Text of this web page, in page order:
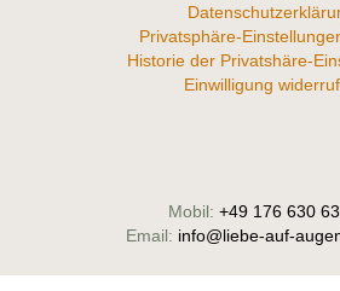
Mobil: +49 176 630
Email: info@liebe-auf-
Privatsphäre-
Historie der Privatshäre-
Einwilligung